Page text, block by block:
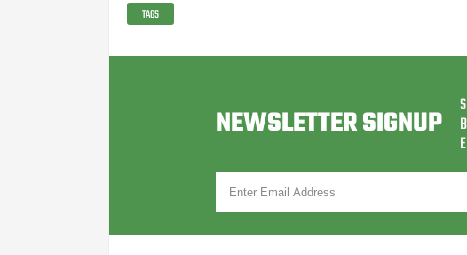
TAGS
NEWSLETTER SIGNUP